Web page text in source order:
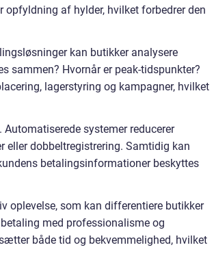
opfyldning af hylder, hvilket forbedrer den
kan butikker analysere
sammen? Hvornår er peak-tidspunkter?
lagerstyring og kampagner, hvilket
. Automatiserede systemer reducerer
eller dobbeltregistrering. Samtidig kan
betalingsinformationer beskyttes
oplevelse, som kan differentiere butikker
med professionalisme og
både tid og bekvemmelighed, hvilket